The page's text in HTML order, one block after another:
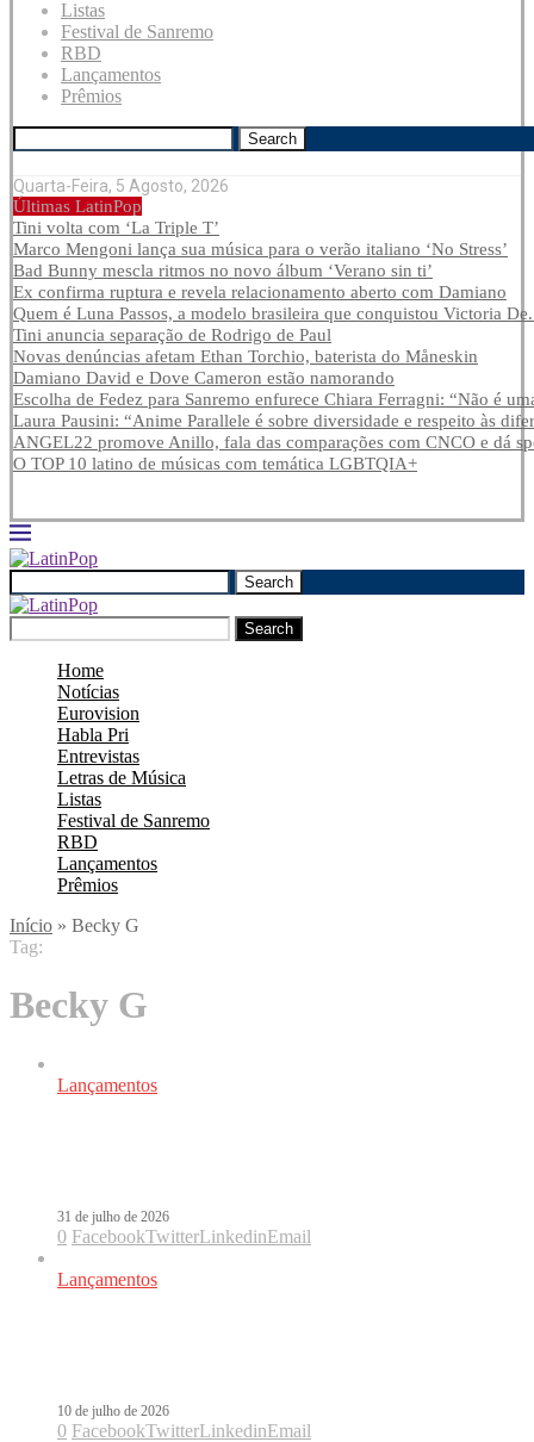
Listas
Festival de Sanremo
RBD
Lançamentos
Prêmios
Search
Quarta-Feira, 5 Agosto, 2026
Últimas LatinPop
Tini volta com ‘La Triple T’
Marco Mengoni lança sua música para o verão italiano ‘No Stress’
Bad Bunny mescla ritmos no novo álbum ‘Verano sin ti’
Ex confirma ruptura e revela relacionamento aberto com Damiano
Quem é Luna Passos, a modelo brasileira que conquistou Victoria
Tini anuncia separação de Rodrigo de Paul
Novas denúncias afetam Ethan Torchio, baterista do Måneskin
Damiano David e Dove Cameron estão namorando
Escolha de Fedez para Sanremo enfurece Chiara Ferragni: “Não é
Laura Pausini: “Anime Parallele é sobre diversidade e respeito às
ANGEL22 promove Anillo, fala das comparações com CNCO e dá
O TOP 10 latino de músicas com temática LGBTQIA+
Search
Search
Home
Notícias
Eurovision
Habla Pri
Entrevistas
Letras de Música
Listas
Festival de Sanremo
RBD
Lançamentos
Prêmios
Início » Becky G
Tag:
Becky G
Lançamentos
31 de julho de 2026
0 FacebookTwitterLinkedinEmail
Lançamentos
10 de julho de 2026
0 FacebookTwitterLinkedinEmail